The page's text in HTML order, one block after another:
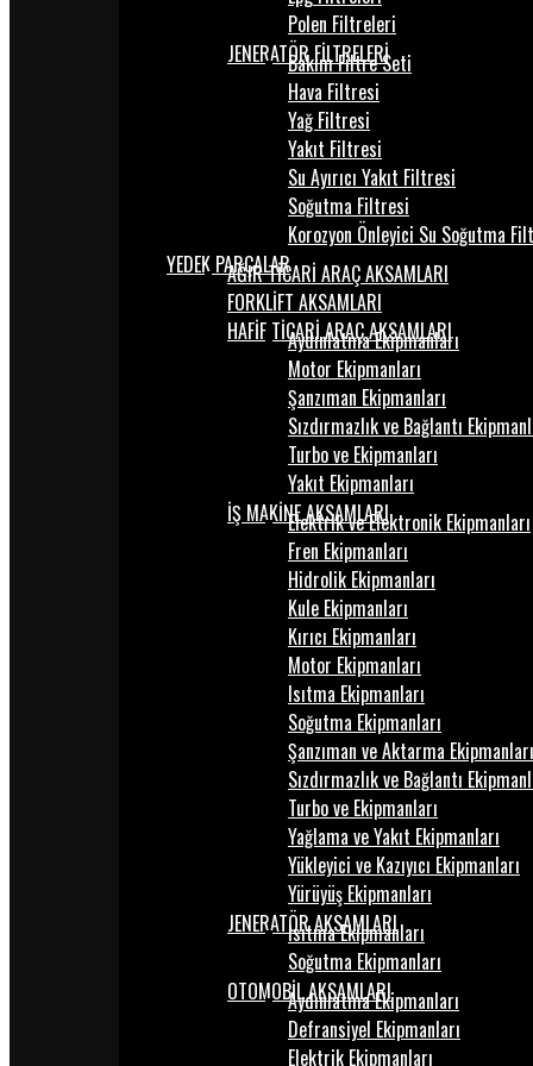
Polen Filtreleri
JENERATÖR FİLTRELERİ
Bakım Filtre Seti
Hava Filtresi
Yağ Filtresi
Yakıt Filtresi
Su Ayırıcı Yakıt Filtresi
Soğutma Filtresi
Korozyon Önleyici Su Soğutma
YEDEK PARÇALARAĞIR TİCARİ ARAÇ AKSAMLARI
FORKLİFT AKSAMLARI
HAFİF TİCARİ ARAÇ AKSAMLARI
Aydınlatma Ekipmanları
Motor Ekipmanları
Şanzıman Ekipmanları
Sızdırmazlık ve Bağlantı
Turbo ve Ekipmanları
Yakıt Ekipmanları
İŞ MAKİNE AKSAMLARI
Elektrik ve Elektronik Ekipmanları
Fren Ekipmanları
Hidrolik Ekipmanları
Kule Ekipmanları
Kırıcı Ekipmanları
Motor Ekipmanları
Isıtma Ekipmanları
Soğutma Ekipmanları
Şanzıman ve Aktarma Ekipmanları
Sızdırmazlık ve Bağlantı
Turbo ve Ekipmanları
Yağlama ve Yakıt Ekipmanları
Yükleyici ve Kazıyıcı Ekipmanları
Yürüyüş Ekipmanları
JENERATÖR AKSAMLARI
Isıtma Ekipmanları
Soğutma Ekipmanları
OTOMOBİL AKSAMLARI
Aydınlatma Ekipmanları
Defransiyel Ekipmanları
Elektrik Ekipmanları